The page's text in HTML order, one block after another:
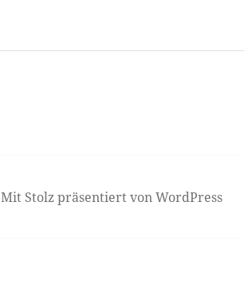
Mit Stolz präsentiert von WordPress